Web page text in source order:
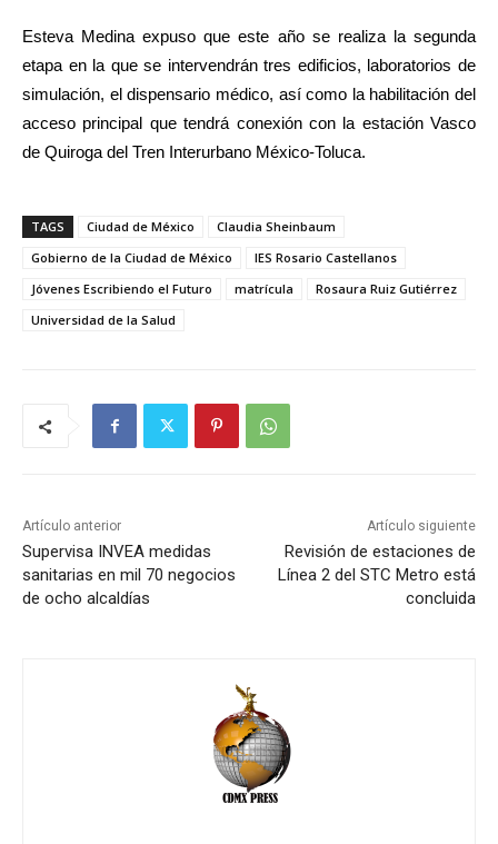
Esteva Medina expuso que este año se realiza la segunda
etapa en la que se intervendrán tres edificios, laboratorios de
simulación, el dispensario médico, así como la habilitación del
acceso principal que tendrá conexión con la estación Vasco
de Quiroga del Tren Interurbano México-Toluca.
TAGS Ciudad de México
Claudia Sheinbaum
Gobierno de la Ciudad de México
IES Rosario Castellanos
Jóvenes Escribiendo el Futuro
matrícula
Rosaura Ruiz Gutiérrez
Universidad de la Salud
Artículo anterior
Supervisa INVEA medidas
sanitarias en mil 70 negocios
de ocho alcaldías
Artículo siguiente
Revisión de estaciones de
Línea 2 del STC Metro está
concluida